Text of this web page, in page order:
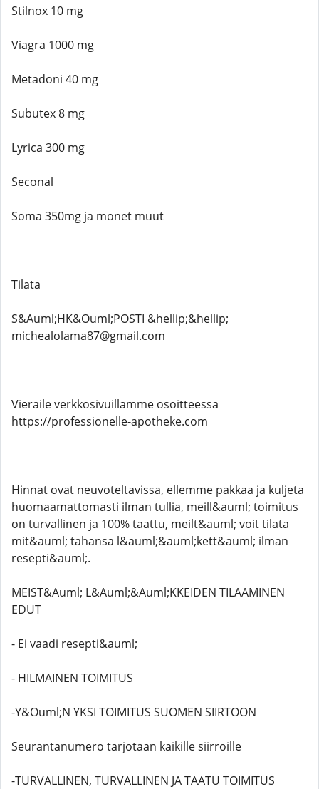
Stilnox 10 mg
Viagra 1000 mg
Metadoni 40 mg
Subutex 8 mg
Lyrica 300 mg
Seconal
Soma 350mg ja monet muut
Tilata
S&Auml;HK&Ouml;POSTI &hellip;&hellip;
michealolama87@gmail.com
Vieraile verkkosivuillamme osoitteessa
https://professionelle-apotheke.com
Hinnat ovat neuvoteltavissa, ellemme pakkaa ja kuljeta
huomaamattomasti ilman tullia, meill&auml; toimitus
on turvallinen ja 100% taattu, meilt&auml; voit tilata
mit&auml; tahansa l&auml;&auml;kett&auml; ilman
resepti&auml;.
MEIST&Auml; L&Auml;&Auml;KKEIDEN TILAAMINEN
EDUT
- Ei vaadi resepti&auml;
- HILMAINEN TOIMITUS
-Y&Ouml;N YKSI TOIMITUS SUOMEN SIIRTOON
Seurantanumero tarjotaan kaikille siirroille
-TURVALLINEN, TURVALLINEN JA TAATU TOIMITUS